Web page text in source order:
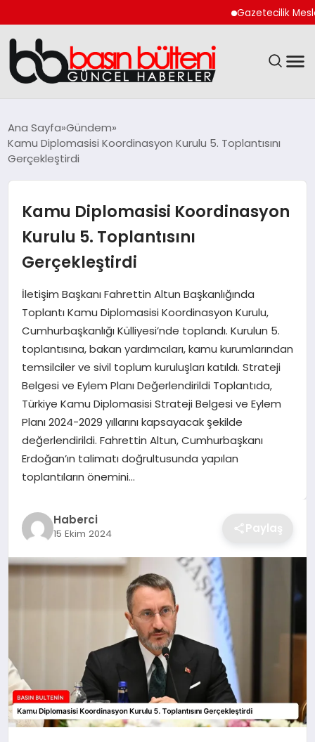
Gazetecilik Meslek
GÜNCEL
SAĞLIK
SPOR
TEKNOLOJI
YAŞAM
GÜNDEM
Ana Sayfa Gündem
Kamu Diplomasisi Koordinasyon Kurulu 5. Toplantısını
Gerçekleştirdi
Kamu Diplomasisi Koordinasyon
Kurulu 5. Toplantısını
Gerçekleştirdi
İletişim Başkanı Fahrettin Altun Başkanlığında
Toplantı Kamu Diplomasisi Koordinasyon Kurulu,
Cumhurbaşkanlığı Külliyesi’nde toplandı. Kurulun 5.
toplantısına, bakan yardımcıları, kamu kurumlarından
temsilciler ve sivil toplum kuruluşları katıldı. Strateji
Belgesi ve Eylem Planı Değerlendirildi Toplantıda,
Türkiye Kamu Diplomasisi Strateji Belgesi ve Eylem
Planı 2024-2029 yıllarını kapsayacak şekilde
değerlendirildi. Fahrettin Altun, Cumhurbaşkanı
Erdoğan’ın talimatı doğrultusunda yapılan
toplantıların önemini…
Haberci
15 Ekim 2024 Paylaş